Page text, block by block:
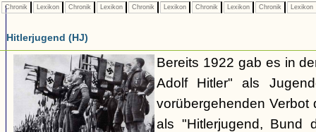
Chronik Lexikon Chronik Lexikon Chronik Lexikon Chronik Lexikon Chronik Lexikon
Hitlerjugend (HJ)
Bereits 1922 gab es in
Adolf Hitler" als
vorübergehenden Verbot
als "Hitlerjugend, Bund